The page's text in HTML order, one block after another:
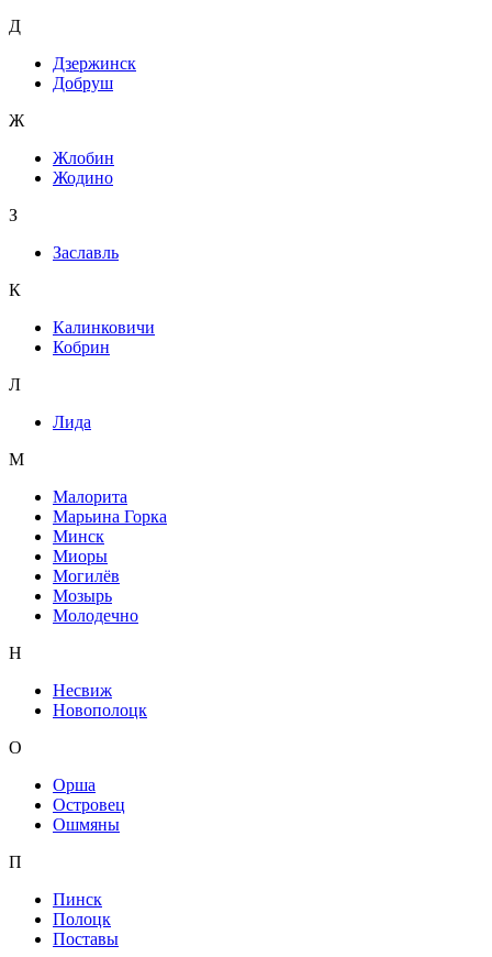
Д
Дзержинск
Добруш
Ж
Жлобин
Жодино
З
Заславль
К
Калинковичи
Кобрин
Л
Лида
М
Малорита
Марьина Горка
Минск
Миоры
Могилёв
Мозырь
Молодечно
Н
Несвиж
Новополоцк
О
Орша
Островец
Ошмяны
П
Пинск
Полоцк
Поставы